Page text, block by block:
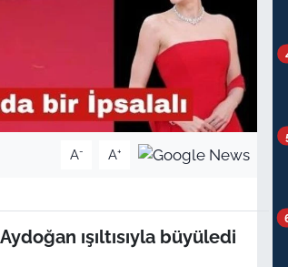
A- A+
ışıltısıyla büyüledi